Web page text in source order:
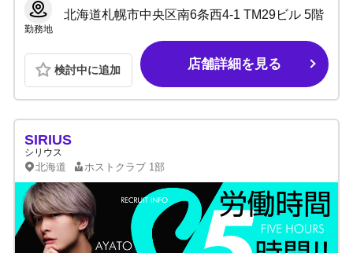
勤務地
北海道札幌市中央区南6条西4-1 TM29ビル 5階
検討中に追加 店舗詳細を見る
SIRIUS
シリウス
北海道 ホストクラブ 1部